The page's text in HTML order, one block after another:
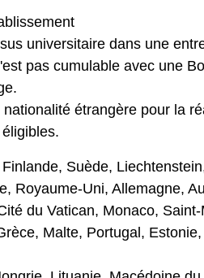
universitaire dans une
pas cumulable avec une
étrangère pour la
Suède,
Royaume-Uni, Allemagne,
du Vatican, Monaco, Saint-
Malte, Portugal,